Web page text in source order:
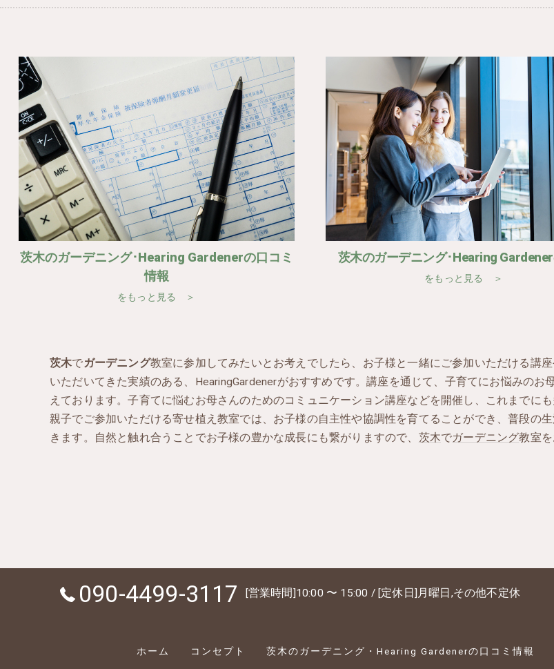
茨木のガーデニング･Hearing Gardenerの口コミ
情報
をもっと見る ＞
茨木のガーデニング･Hearing Gardener
をもっと見る ＞
茨木でガーデニング教室に参加してみたいとお考えでしたら、お子様と一緒にご参加いただける講
いただいてきた実績のある、HearingGardenerがおすすめです。講座を通じて、子育てにお悩みの
えております。子育てに悩むお母さんのためのコミュニケーション講座などを開催し、これまでに
親子でご参加いただける寄せ植え教室では、お子様の自主性や協調性を育てることができ、普段の
きます。自然と触れ合うことでお子様の豊かな成長にも繋がりますので、 茨木でガーデニング教室
090-4499-3117 [営業時間]10:00 〜 15:00 / [定休日]月曜日,その他不定休
ホーム コンセプト 茨木のガーデニング・Hearing Gardenerの口コミ情報